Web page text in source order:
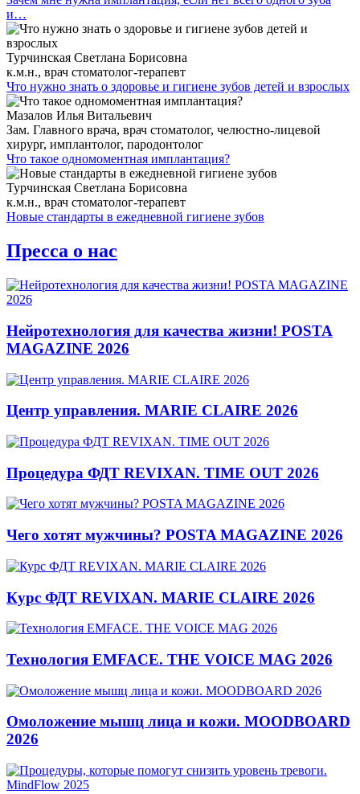
и…
Турчинская Светлана Борисовна
к.м.н., врач стоматолог-терапевт
Что нужно знать о здоровье и гигиене зубов детей и взрослых
Мазалов Илья Витальевич
Зам. Главного врача, врач стоматолог, челюстно-лицевой
хирург, имплантолог, пародонтолог
Что такое одномоментная имплантация?
Турчинская Светлана Борисовна
к.м.н., врач стоматолог-терапевт
Новые стандарты в ежедневной гигиене зубов
Пресса о нас
Нейротехнология для качества жизни! POSTA
MAGAZINE 2026
Центр управления. MARIE CLAIRE 2026
Процедура ФДТ REVIXAN. TIME OUT 2026
Чего хотят мужчины? POSTA MAGAZINE 2026
Курс ФДТ REVIXAN. MARIE CLAIRE 2026
Технология EMFACE. THE VOICE MAG 2026
Омоложение мышц лица и кожи. MOODBOARD
2026